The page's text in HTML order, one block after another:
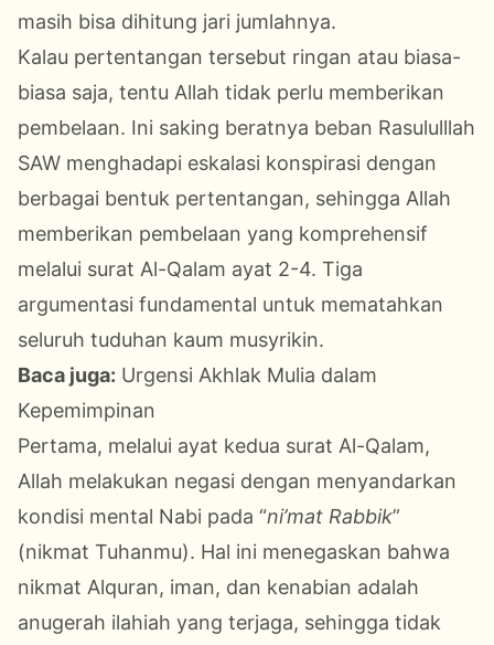
masih bisa dihitung jari jumlahnya.
Kalau pertentangan tersebut ringan atau biasa-
biasa saja, tentu Allah tidak perlu memberikan
pembelaan. Ini saking beratnya beban Rasululllah
SAW menghadapi eskalasi konspirasi dengan
berbagai bentuk pertentangan, sehingga Allah
memberikan pembelaan yang komprehensif
melalui surat Al-Qalam ayat 2-4. Tiga
argumentasi fundamental untuk mematahkan
seluruh tuduhan kaum musyrikin.
Baca juga: Urgensi Akhlak Mulia dalam
Kepemimpinan
Pertama, melalui ayat kedua surat Al-Qalam,
Allah melakukan negasi dengan menyandarkan
kondisi mental Nabi pada “ni’mat Rabbik”
(nikmat Tuhanmu). Hal ini menegaskan bahwa
nikmat Alquran, iman, dan kenabian adalah
anugerah ilahiah yang terjaga, sehingga tidak